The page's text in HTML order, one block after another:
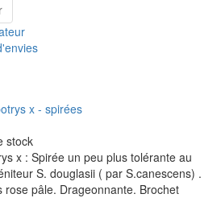
stock
x : Spirée un peu plus tolérante au
S. douglasii ( par S.canescens) .
rose pâle. Drageonnante. Brochet